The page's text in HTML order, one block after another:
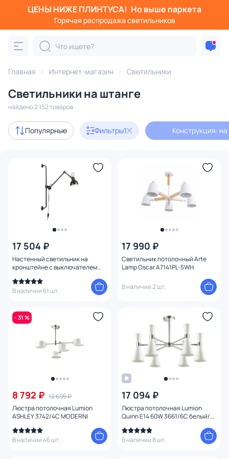
ЦЕНЫ НИЖЕ ПЛИНТУСА! Но выше паркета
Горячая распродажа светильников
Главная Интернет-магазин Светильники
Светильники на штанге
найдено 2 152 товаров
Популярные Фильтры1 Конструкция:
17 504 ₽
Настенный светильник на
кронштейне с выключателем
В наличии 61 шт.
17 990 ₽
Светильник потолочный Arte
Lamp Oscar A7141PL-5WH
В наличии 2 шт.
- 31 %
8 792 ₽ 12 695 ₽
Люстра потолочная Lumion
ASHLEY 3742/4C MODERNI
В наличии 46 шт.
17 094 ₽
Люстра потолочная Lumion
Quinn E14 60W 3661/6C белый/
В наличии 8 шт.
Фильтры
Категория:
Люстры Подвесные светильники
Акции 236
1550
Цвет
Стиль
Материал
Вид лампы
Тип помещения
Форма
Форма плафона